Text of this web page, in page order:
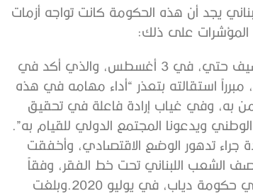
يجد أن هذه الحكومة كانت تواجه أزمات
المؤشرات على ذلك:
استقال وزير الخارجية اللبناني، ناصيف حتي، في 3 أغسطس، والذي أكد في
مبرراً استقالته بتعذر “أداء مهامه في هذه
به، وفي غياب إرادة فاعلة في تحقيق
ويدعونا المجتمع الدولي للقيام به”.
جراء تدهور الوضع الاقتصادي، وأخفقت
الشعب اللبناني تحت خط الفقر، وفقاً
لتصريحات صادرة عن راوول نعمة، وزيرة الاقتصاد والتجارة في حكومة دياب، في يوليو 2020.وبلغت